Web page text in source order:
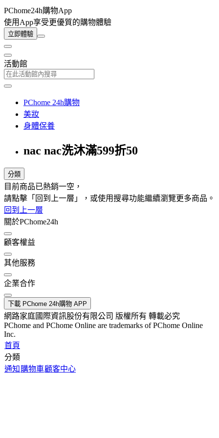
PChome24h購物App
使用App享受更優質的購物體驗
立即體驗
活動館
PChome 24h購物
美妝
身體保養
nac nac洗沐滿599折50
分類
目前商品已熱銷一空，
請點擊「回到上一層」，或使用搜尋功能繼續瀏覽更多商品。
回到上一層
關於PChome24h
顧客權益
其他服務
企業合作
下載 PChome 24h購物 APP
網路家庭國際資訊股份有限公司 版權所有 轉載必究
PChome and PChome Online are trademarks of PChome Online
Inc.
首頁
分類
通知 購物車顧客中心